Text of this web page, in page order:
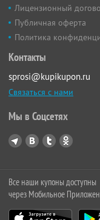
Лицензионный
Публичная оферта
Политика
Контакты
sprosi@kupikupon.ru
Связаться с нами
Мы в Соцсетях
Все наши купоны доступны
через Мобильное